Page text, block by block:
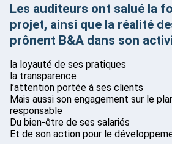
Les auditeurs ont salué la
projet, ainsi que la réalité
prônent B&A dans son
la loyauté de ses pratiques
la transparence
l’attention portée à ses clients
Mais aussi son engagement sur le
responsable
Du bien-être de ses salariés
Et de son action pour le